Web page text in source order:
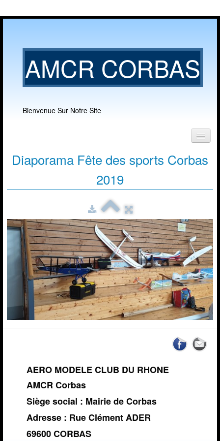
AMCR CORBAS
Bienvenue Sur Notre Site
Accueil
News de l'AMCR
Calendrier AMCR
Calendrier Régional
Actualités▼
Météo Corbas
Espace réservé Adhérents
Vidéos-Sites
Archives
Diaporama Fête des sports Corbas
2019
AERO MODELE CLUB DU RHONE
AMCR Corbas
Siège social : Mairie de Corbas
Adresse : Rue Clément ADER
69600 CORBAS